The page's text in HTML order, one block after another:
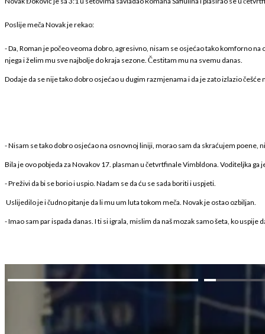
Poslije meča Novak je rekao:
- Da, Roman je počeo veoma dobro, agresivno, nisam se osjećao tako komforno
njega i želim mu sve najbolje do kraja sezone. Čestitam mu na svemu danas.
Dodaje da se nije tako dobro osjećao u dugim razmjenama i da je zato izlazio češće
- Nisam se tako dobro osjećao na osnovnoj liniji, morao sam da skraćujem
Bila je ovo pobjeda za Novakov 17. plasman u četvrtfinale Vimbldona. Voditeljka ga
- Preživi da bi se borio i uspio. Nadam se da ću se sada boriti i uspjeti.
Uslijedilo je i čudno pitanje da li mu um luta tokom meča. Novak je ostao ozbiljan.
- Imao sam par ispada danas. I ti si igrala, mislim da naš mozak samo šeta, ko